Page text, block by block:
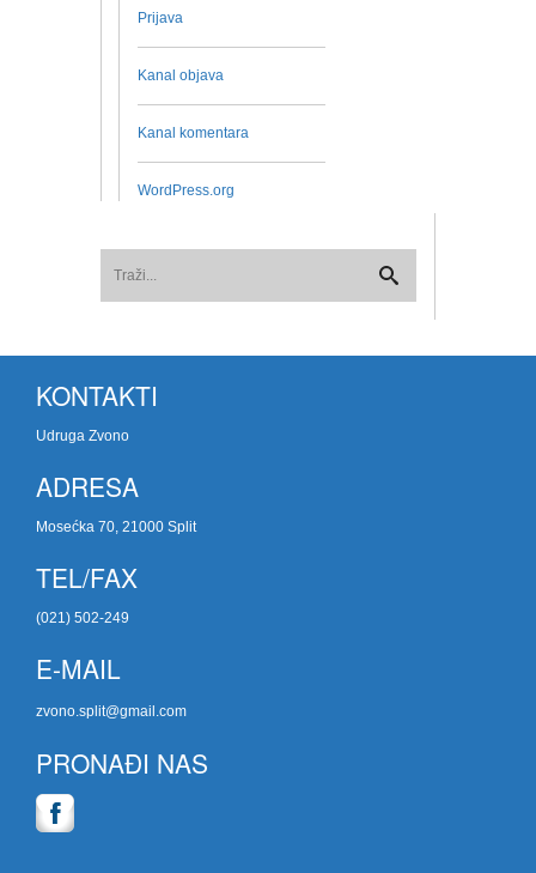
Prijava
Kanal objava
Kanal komentara
WordPress.org
KONTAKTI
Udruga Zvono
ADRESA
Mosećka 70, 21000 Split
TEL/FAX
(021) 502-249
E-MAIL
zvono.split@gmail.com
PRONAĐI NAS